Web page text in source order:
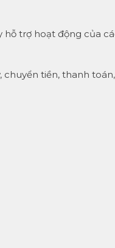
hỗ trợ hoạt động của
tiền, thanh